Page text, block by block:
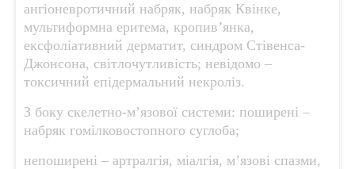
ангіоневротичний набряк, набряк Квінке,
мультиформна еритема, кропив’янка,
ексфоліативний дерматит, синдром Стівенса-
Джонсона, світлочутливість; невідомо –
токсичний епідермальний некроліз.
З боку скелетно-м’язової системи: поширені –
набряк гомілковостопного суглоба;
непоширені – артралгія, міалгія, м’язові спазми,